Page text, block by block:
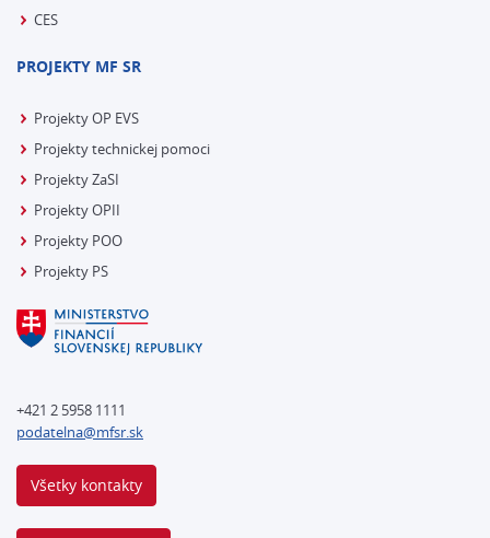
CES
PROJEKTY MF SR
Projekty OP EVS
Projekty technickej pomoci
Projekty ZaSI
Projekty OPII
Projekty POO
Projekty PS
+421 2 5958 1111
podatelna@mfsr.sk
Všetky kontakty